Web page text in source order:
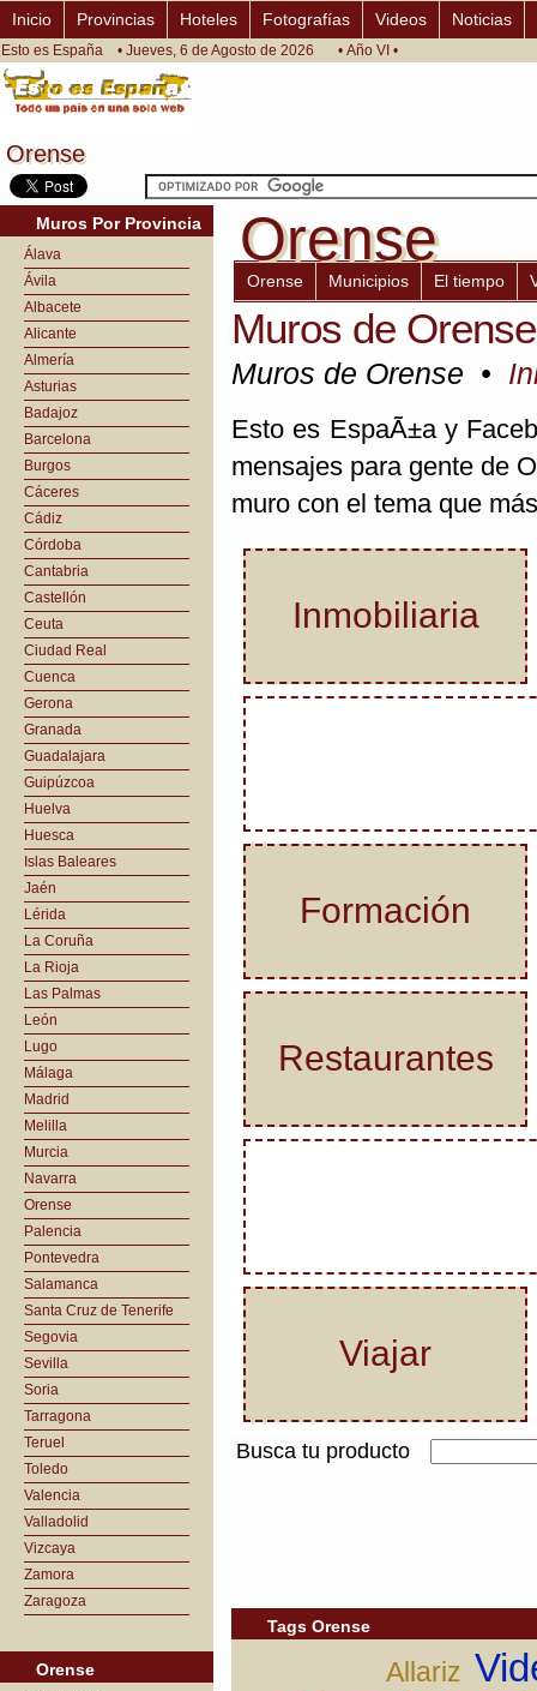
Orense
Orense
Inicio Provincias Hoteles Fotografías Videos Noticias
Esto es España • Jueves, 6 de Agosto de 2026 • Año VI •
Muros Por Provincia
Álava
Ávila
Albacete
Alicante
Almería
Asturias
Badajoz
Barcelona
Burgos
Cáceres
Cádiz
Córdoba
Cantabria
Castellón
Ceuta
Ciudad Real
Cuenca
Gerona
Granada
Guadalajara
Guipúzcoa
Huelva
Huesca
Islas Baleares
Jaén
Lérida
La Coruña
La Rioja
Las Palmas
León
Lugo
Málaga
Madrid
Melilla
Murcia
Navarra
Orense
Palencia
Pontevedra
Salamanca
Santa Cruz de Tenerife
Segovia
Sevilla
Soria
Tarragona
Teruel
Toledo
Valencia
Valladolid
Vizcaya
Zamora
Zaragoza
Orense
Orense
Orense
Orense Municipios El tiempo
Muros de Orense
Muros de Orense •
Esto es EspaÃ±a y
mensajes para gente de
muro con el tema que
Inmobiliaria
Formación
Restaurantes
Viajar
Busca tu producto
Tags Orense
Allariz